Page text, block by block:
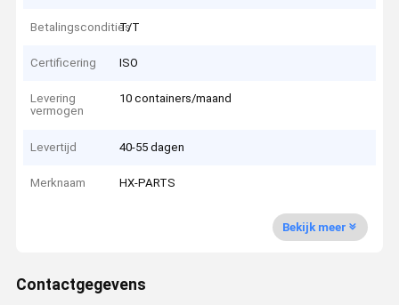
Betalingscondities
T/T
Certificering ISO
Levering
vermogen
10 containers/maand
Levertijd 40-55 dagen
Merknaam HX-PARTS
Bekijk meer
Contactgegevens